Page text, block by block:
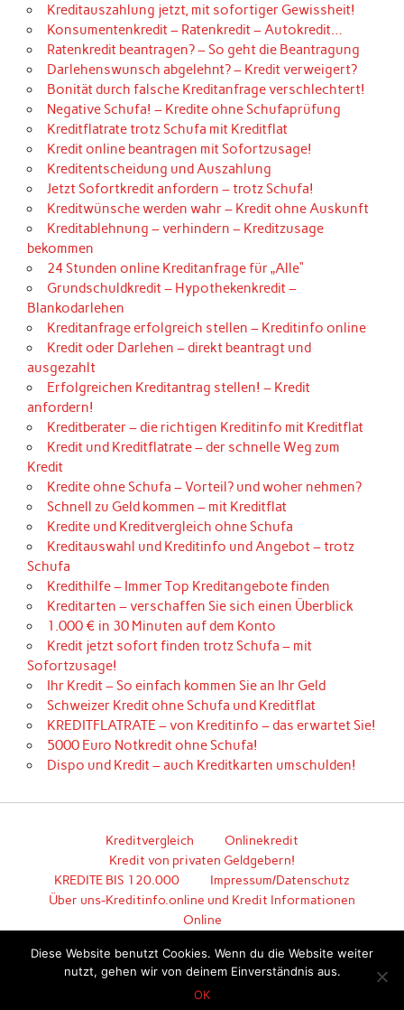
Kreditauszahlung jetzt, mit sofortiger Gewissheit!
Konsumentenkredit – Ratenkredit – Autokredit…
Ratenkredit beantragen? – So geht die Beantragung
Darlehenswunsch abgelehnt? – Kredit verweigert?
Bonität durch falsche Kreditanfrage verschlechtert!
Negative Schufa! – Kredite ohne Schufaprüfung
Kreditflatrate trotz Schufa mit Kreditflat
Kredit online beantragen mit Sofortzusage!
Kreditentscheidung und Auszahlung
Jetzt Sofortkredit anfordern – trotz Schufa!
Kreditwünsche werden wahr – Kredit ohne Auskunft
Kreditablehnung – verhindern – Kreditzusage
bekommen
24 Stunden online Kreditanfrage für „Alle“
Grundschuldkredit – Hypothekenkredit –
Blankodarlehen
Kreditanfrage erfolgreich stellen – Kreditinfo online
Kredit oder Darlehen – direkt beantragt und
ausgezahlt
Erfolgreichen Kreditantrag stellen! – Kredit
anfordern!
Kreditberater – die richtigen Kreditinfo mit Kreditflat
Kredit und Kreditflatrate – der schnelle Weg zum
Kredit
Kredite ohne Schufa – Vorteil? und woher nehmen?
Schnell zu Geld kommen – mit Kreditflat
Kredite und Kreditvergleich ohne Schufa
Kreditauswahl und Kreditinfo und Angebot – trotz
Schufa
Kredithilfe – Immer Top Kreditangebote finden
Kreditarten – verschaffen Sie sich einen Überblick
1.000 € in 30 Minuten auf dem Konto
Kredit jetzt sofort finden trotz Schufa – mit
Sofortzusage!
Ihr Kredit – So einfach kommen Sie an Ihr Geld
Schweizer Kredit ohne Schufa und Kreditflat
KREDITFLATRATE – von Kreditinfo – das erwartet Sie!
5000 Euro Notkredit ohne Schufa!
Dispo und Kredit – auch Kreditkarten umschulden!
Kreditvergleich
Onlinekredit
Kredit von privaten Geldgebern!
KREDITE BIS 120.000
Impressum/Datenschutz
Über uns-Kreditinfo.online und Kredit Informationen
Online
Diese Website benutzt Cookies. Wenn du die Website weiter
nutzt, gehen wir von deinem Einverständnis aus.
OK